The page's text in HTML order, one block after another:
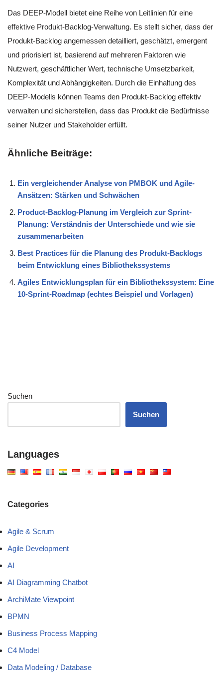
Das DEEP-Modell bietet eine Reihe von Leitlinien für eine
effektive Produkt-Backlog-Verwaltung. Es stellt sicher, dass der
Produkt-Backlog angemessen detailliert, geschätzt, emergent
und priorisiert ist, basierend auf mehreren Faktoren wie
Nutzwert, geschäftlicher Wert, technische Umsetzbarkeit,
Komplexität und Abhängigkeiten. Durch die Einhaltung des
DEEP-Modells können Teams den Produkt-Backlog effektiv
verwalten und sicherstellen, dass das Produkt die Bedürfnisse
seiner Nutzer und Stakeholder erfüllt.
Ähnliche Beiträge:
Ein vergleichender Analyse von PMBOK und Agile-
Ansätzen: Stärken und Schwächen
Product-Backlog-Planung im Vergleich zur Sprint-
Planung: Verständnis der Unterschiede und wie sie
zusammenarbeiten
Best Practices für die Planung des Produkt-Backlogs
beim Entwicklung eines Bibliothekssystems
Agiles Entwicklungsplan für ein Bibliothekssystem: Eine
10-Sprint-Roadmap (echtes Beispiel und Vorlagen)
Suchen
Suchen
Languages
Categories
Agile & Scrum
Agile Development
AI
AI Diagramming Chatbot
ArchiMate Viewpoint
BPMN
Business Process Mapping
C4 Model
Data Modeling / Database